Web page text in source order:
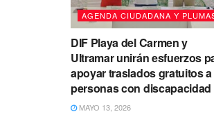
AGENDA CIUDADANA Y
DIF Playa del Carmen y
Ultramar unirán esfuerzos
apoyar traslados gratuitos a
personas con discapacidad
MAYO 13, 2026